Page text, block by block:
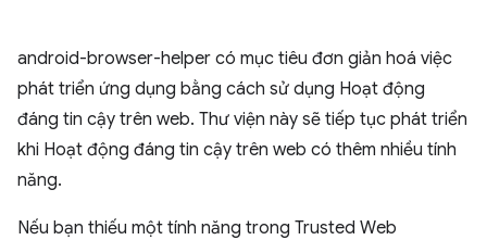
android-browser-helper có mục tiêu đơn giản hoá việc
phát triển ứng dụng bằng cách sử dụng Hoạt động
đáng tin cậy trên web. Thư viện này sẽ tiếp tục phát triển
khi Hoạt động đáng tin cậy trên web có thêm nhiều tính
năng.
Nếu bạn thiếu một tính năng trong Trusted Web